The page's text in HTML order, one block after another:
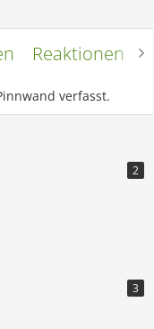
Reaktionen
verfasst.
2
3